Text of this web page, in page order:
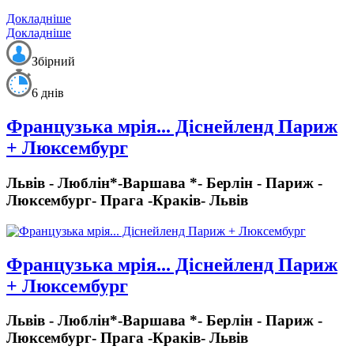
Докладніше
Докладніше
Збірний
6 днів
Французька мрія... Діснейленд Париж
+ Люксембург
Львів - Люблін*-Варшава *- Берлін - Париж -
Люксембург- Прага -Краків- Львів
Французька мрія... Діснейленд Париж
+ Люксембург
Львів - Люблін*-Варшава *- Берлін - Париж -
Люксембург- Прага -Краків- Львів